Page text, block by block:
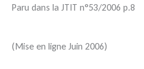
Paru dans la JTIT n°53/2006 p.8
(Mise en ligne Juin 2006)